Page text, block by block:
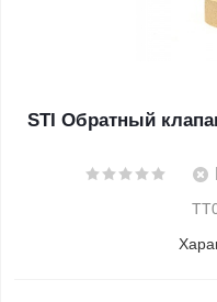
STI Обратный